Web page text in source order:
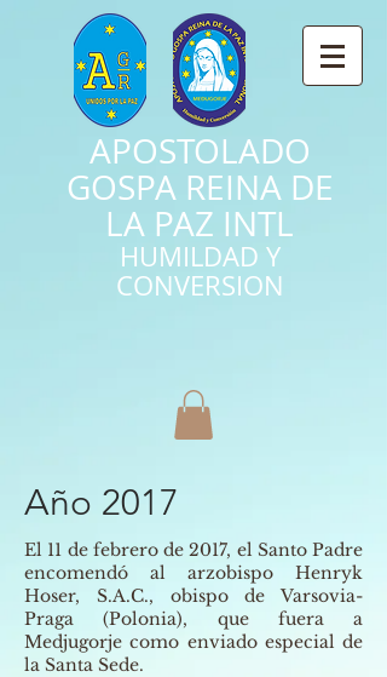
APOSTOLADO
GOSPA REINA DE
LA PAZ INTL
HUMILDAD Y
CONVERSION
Año 2017
El 11 de febrero de 2017, el Santo Padre
encomendó al arzobispo Henryk
Hoser, S.A.C., obispo de Varsovia-
Praga (Polonia), que fuera a
Medjugorje como enviado especial de
la Santa Sede.